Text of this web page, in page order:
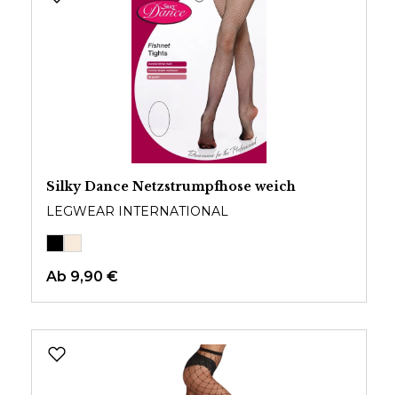
Silky Dance Netzstrumpfhose weich
LEGWEAR INTERNATIONAL
Ab 9,90 €